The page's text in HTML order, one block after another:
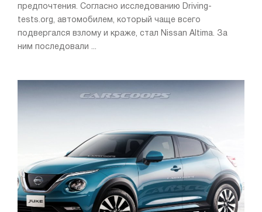
предпочтения. Согласно исследованию Driving-
tests.org, автомобилем, который чаще всего
подвергался взлому и краже, стал Nissan Altima. За
ним последовали ...